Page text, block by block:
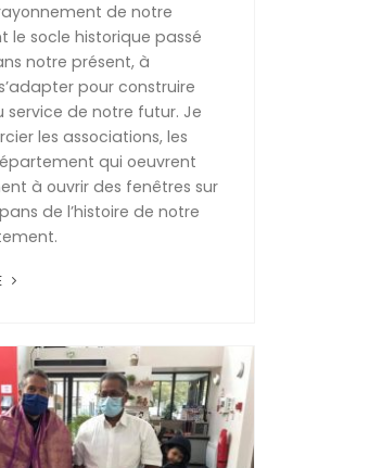
de notre
le socle historique passé
notre présent, à
pour construire
service de notre futur. Je
les associations, les
qui oeuvrent
à ouvrir des fenêtres sur
de l’histoire de notre